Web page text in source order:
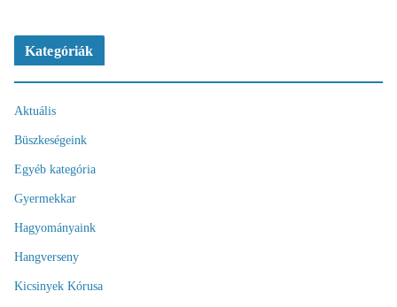
Kategóriák
Aktuális
Büszkeségeink
Egyéb kategória
Gyermekkar
Hagyományaink
Hangverseny
Kicsinyek Kórusa